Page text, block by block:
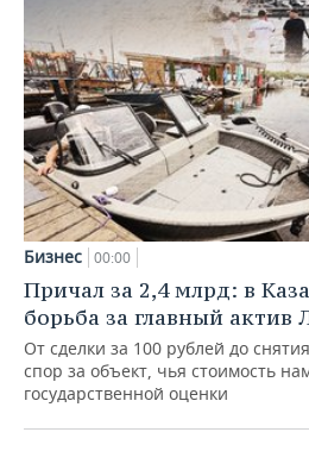
Бизнес 00:00
Причал за 2,4 млрд: в
борьба за главный актив
От сделки за 100 рублей до
спор за объект, чья стоимость
государственной оценки